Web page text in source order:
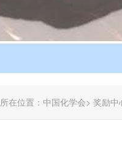
所在位置： 中国化学会> 奖励中